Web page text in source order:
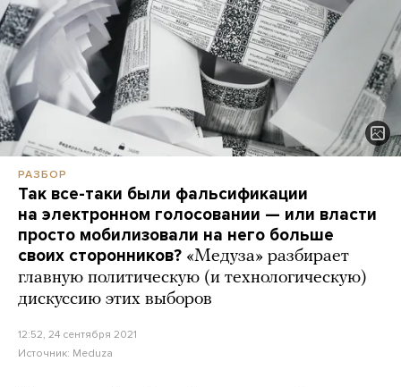
РАЗБОР
Так все-таки были фальсификации
на электронном голосовании — или власти
просто мобилизовали на него больше
своих сторонников? «Медуза» разбирает
главную политическую (и технологическую)
дискуссию этих выборов
12:52, 24 сентября 2021
Источник: Meduza